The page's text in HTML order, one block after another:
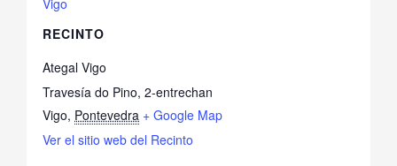
Vigo
RECINTO
Ategal Vigo
Travesía do Pino, 2-entrechan
Vigo, Pontevedra + Google Map
Ver el sitio web del Recinto